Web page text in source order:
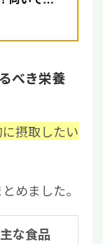
べき栄養
摂取したい
めました。
主な食品